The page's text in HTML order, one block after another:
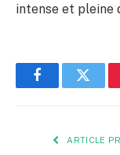
intense et pleine
Facebook
ARTICLE